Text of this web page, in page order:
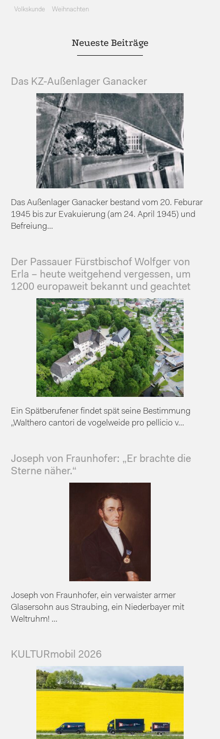
Volkskunde Weihnachten
Neueste Beiträge
Das KZ-Außenlager Ganacker
Das Außenlager Ganacker bestand vom 20. Feburar
1945 bis zur Evakuierung (am 24. April 1945) und
Befreiung...
Der Passauer Fürstbischof Wolfger von
Erla – heute weitgehend vergessen, um
1200 europaweit bekannt und geachtet
Ein Spätberufener findet spät seine Bestimmung
„Walthero cantori de vogelweide pro pellicio v...
Joseph von Fraunhofer: „Er brachte die
Sterne näher.“
Joseph von Fraunhofer, ein verwaister armer
Glasersohn aus Straubing, ein Niederbayer mit
Weltruhm! ...
KULTURmobil 2026